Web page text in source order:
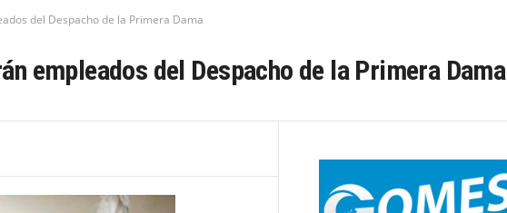
del Despacho de la Primera Dama
empleados del Despacho de la Primera Dama